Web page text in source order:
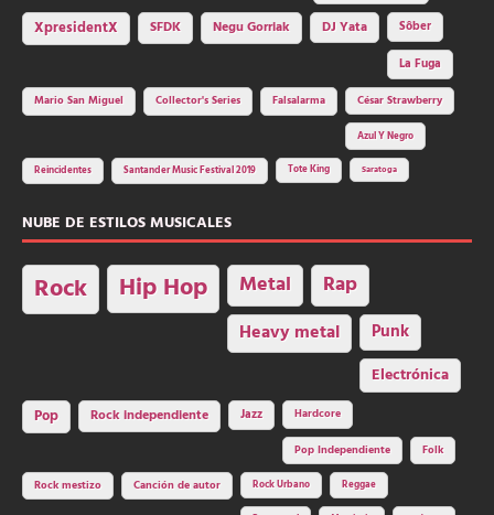
XpresidentX SFDK Negu Gorriak DJ Yata
Sôber
La Fuga
Mario San Miguel
Collector's Series Falsalarma César Strawberry
Azul Y Negro
Reincidentes Santander Music Festival 2019 Tote King Saratoga
NUBE DE ESTILOS MUSICALES
Rock Hip Hop Metal Rap
Heavy metal Punk
Electrónica
Pop Rock independiente Jazz Hardcore
Pop Independiente Folk
Rock mestizo Canción de autor Rock Urbano Reggae